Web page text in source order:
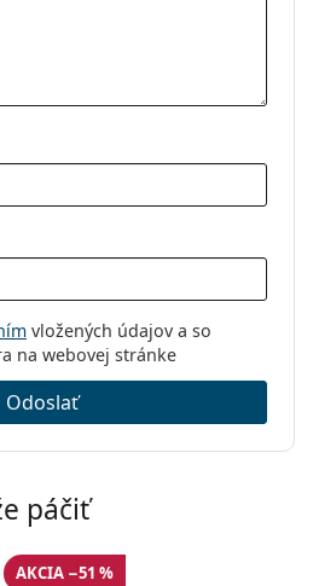
vložených údajov a so
na webovej stránke
Odoslať
páčiť
AKCIA −51 %